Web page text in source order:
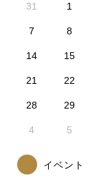
31 1
7 8
14 15
21 22
28 29
4 5
イベント